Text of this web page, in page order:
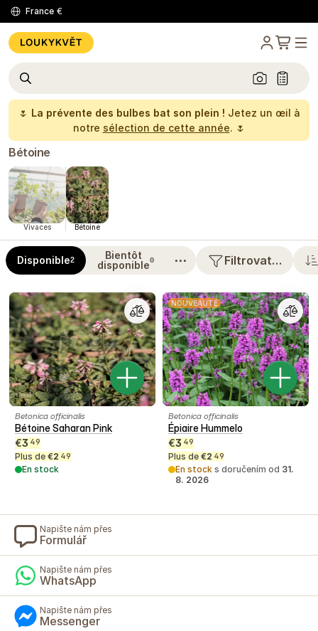
France €
🌷 La prévente des bulbes bat son plein ! Jetez un œil à
notre sélection de cette année. 🌷
Bétoine
Vivaces Bétoine
Disponible2
Bientôt
disponible0 ⋯ Filtrovat…
Betonica officinalis
Bétoine Saharan Pink
€3 49
Plus de €2 49
En stock
NOUVEAUTÉ
Betonica officinalis
Épiaire Hummelo
€3 49
Plus de €2 49
En stock s doručením od 31.
8. 2026
Napište nám přes
Formulář
Napište nám přes
WhatsApp
Napište nám přes
Messenger